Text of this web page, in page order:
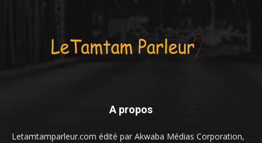
A propos
Letamtamparleur.com édité par Akwaba Médias Corporation,